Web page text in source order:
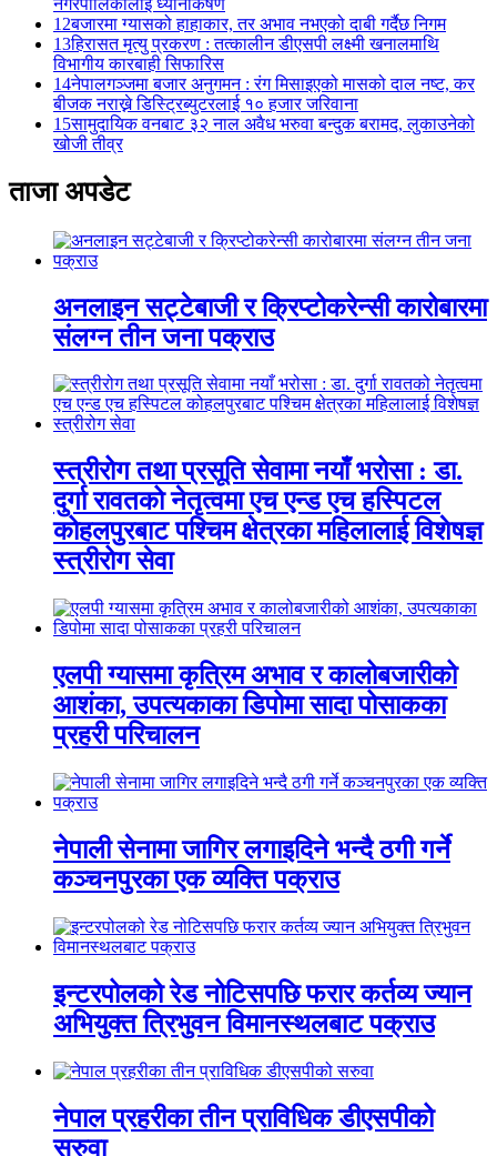
12बजारमा ग्यासको हाहाकार, तर अभाव नभएको दाबी गर्दैछ निगम
13हिरासत मृत्यु प्रकरण : तत्कालीन डीएसपी लक्ष्मी खनालमाथि
विभागीय कारबाही सिफारिस
14नेपालगञ्जमा बजार अनुगमन : रंग मिसाइएको मासको दाल नष्ट, कर
बीजक नराख्ने डिस्ट्रिब्युटरलाई १० हजार जरिवाना
15सामुदायिक वनबाट ३२ नाल अवैध भरुवा बन्दुक बरामद, लुकाउनेको
खोजी तीव्र
ताजा अपडेट
अनलाइन सट्टेबाजी र क्रिप्टोकरेन्सी कारोबारमा
संलग्न तीन जना पक्राउ
स्त्रीरोग तथा प्रसूति सेवामा नयाँ भरोसा : डा.
दुर्गा रावतको नेतृत्वमा एच एन्ड एच हस्पिटल
कोहलपुरबाट पश्चिम क्षेत्रका महिलालाई विशेषज्ञ
स्त्रीरोग सेवा
एलपी ग्यासमा कृत्रिम अभाव र कालोबजारीको
आशंका, उपत्यकाका डिपोमा सादा पोसाकका
प्रहरी परिचालन
नेपाली सेनामा जागिर लगाइदिने भन्दै ठगी गर्ने
कञ्चनपुरका एक व्यक्ति पक्राउ
इन्टरपोलको रेड नोटिसपछि फरार कर्तव्य ज्यान
अभियुक्त त्रिभुवन विमानस्थलबाट पक्राउ
नेपाल प्रहरीका तीन प्राविधिक डीएसपीको
सरुवा